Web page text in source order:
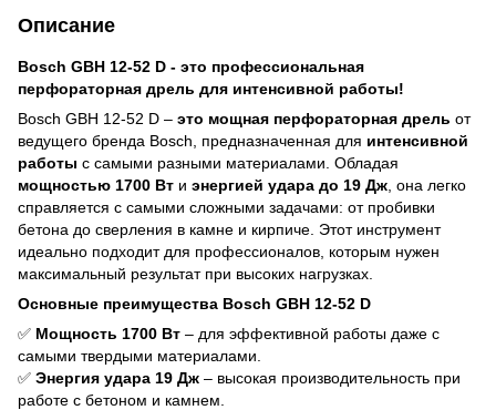
Описание
Bosch GBH 12-52 D - это профессиональная
перфораторная дрель для интенсивной работы!
Bosch GBH 12-52 D – это мощная перфораторная дрель от
ведущего бренда Bosch, предназначенная для интенсивной
работы с самыми разными материалами. Обладая
мощностью 1700 Вт и энергией удара до 19 Дж , она легко
справляется с самыми сложными задачами: от пробивки
бетона до сверления в камне и кирпиче. Этот инструмент
идеально подходит для профессионалов, которым нужен
максимальный результат при высоких нагрузках.
Основные преимущества Bosch GBH 12-52 D
✅ Мощность 1700 Вт – для эффективной работы даже с
самыми твердыми материалами.
✅ Энергия удара 19 Дж – высокая производительность при
работе с бетоном и камнем.